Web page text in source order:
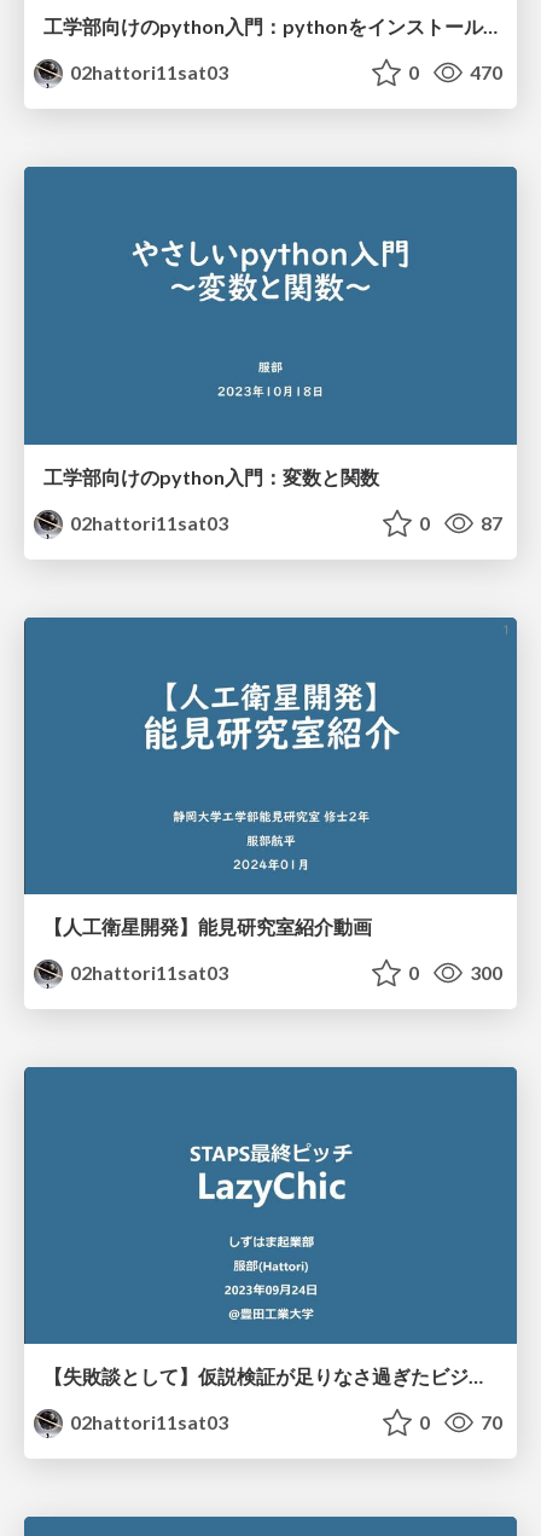
工学部向けのpython入門：pythonをインストールして姿勢推定
02hattori11sat03
0 470
工学部向けのpython入門：変数と関数
02hattori11sat03
0 87
【人工衛星開発】能見研究室紹介動画
02hattori11sat03
0 300
【失敗談として】仮説検証が足りなさ過ぎたビジコン
02hattori11sat03
0 70